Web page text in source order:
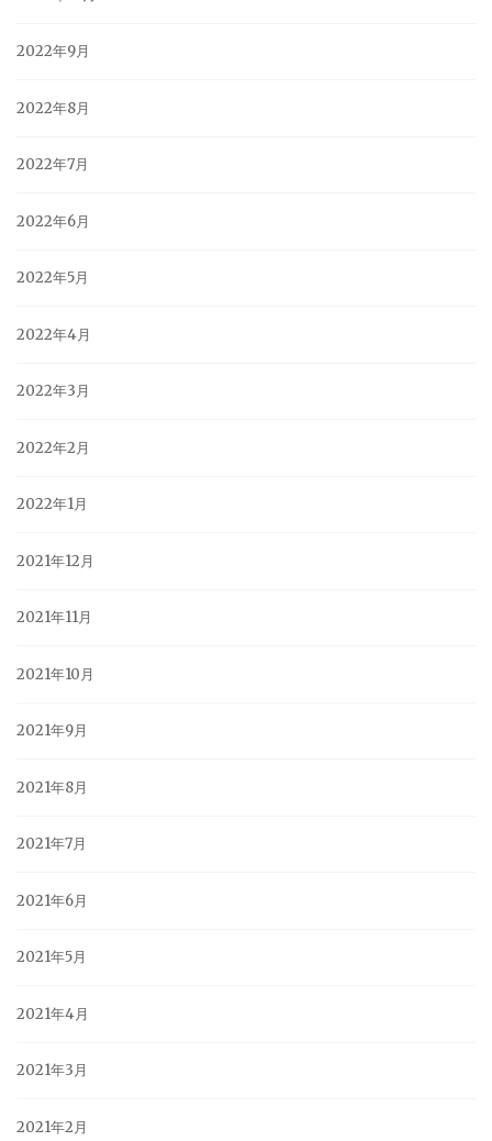
2022年9月
2022年8月
2022年7月
2022年6月
2022年5月
2022年4月
2022年3月
2022年2月
2022年1月
2021年12月
2021年11月
2021年10月
2021年9月
2021年8月
2021年7月
2021年6月
2021年5月
2021年4月
2021年3月
2021年2月